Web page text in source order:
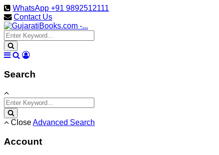
WhatsApp +91 9892512111
Contact Us
Search
CloseAdvanced Search
Account